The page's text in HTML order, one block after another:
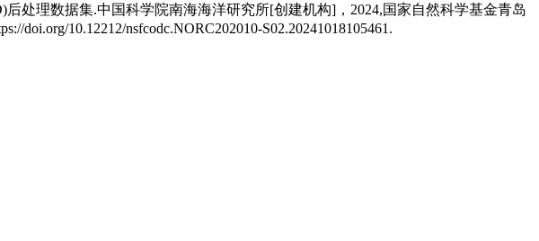
处理数据集.中国科学院南海海洋研究所[创建机构]，2024,国家自然科学基金青岛
doi.org/10.12212/nsfcodc.NORC202010-S02.20241018105461.